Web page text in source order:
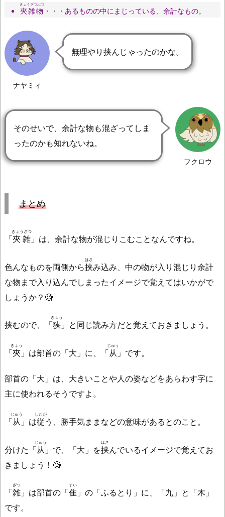
夾雑物
きょうざつぶつ
・・・あるものの中にまじっている、余計なもの。
ナヤミィ
無理やり挟んじゃったのかな。
フクロウ
そのせいで、余計な物も混ざってしま
ったのかも知れないね。
まとめ
「夾雑
きょうざつ
」は、余計な物が混じりこむことなんですね。
色んなものを両側から挟
はさ
み込み、中の物が入り混じり余計
な物まで入り込んでしまったイメージで覚えてはいかがで
しょうか？🧐
挟むので、「狭
きょう
」と同じ読み方だと覚えておきましょう。
「夾
きょう
」は部首の「大」に、「从
じゅう
」です。
部首の「大」は、大きいことや人の姿などをあらわす字に
主に使われるそうですよ。
「从
じゅう
」は従
したが
う、勝手気ままなどの意味があるとのこと。
分けた「从
じゅう
」で、「大」を挟
はさ
んでいるイメージで覚えてお
きましょう！🧐
「雑
ざつ
」は部首の「隹
すい
」の「ふるとり」に、「九」と「木」
です。